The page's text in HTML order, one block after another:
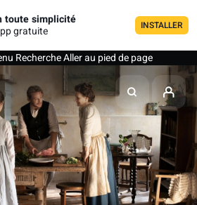
toute simplicité
gratuite
INSTALLER
RechercheAller au pied de page